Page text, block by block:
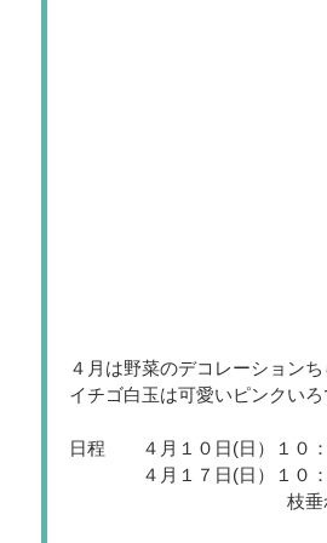
４月は野菜のデコレーション
イチゴ白玉は可愛いピンクい
日程　　４月１０日(日）１０
４月１７日(日）１０
枝垂れ桜が咲い